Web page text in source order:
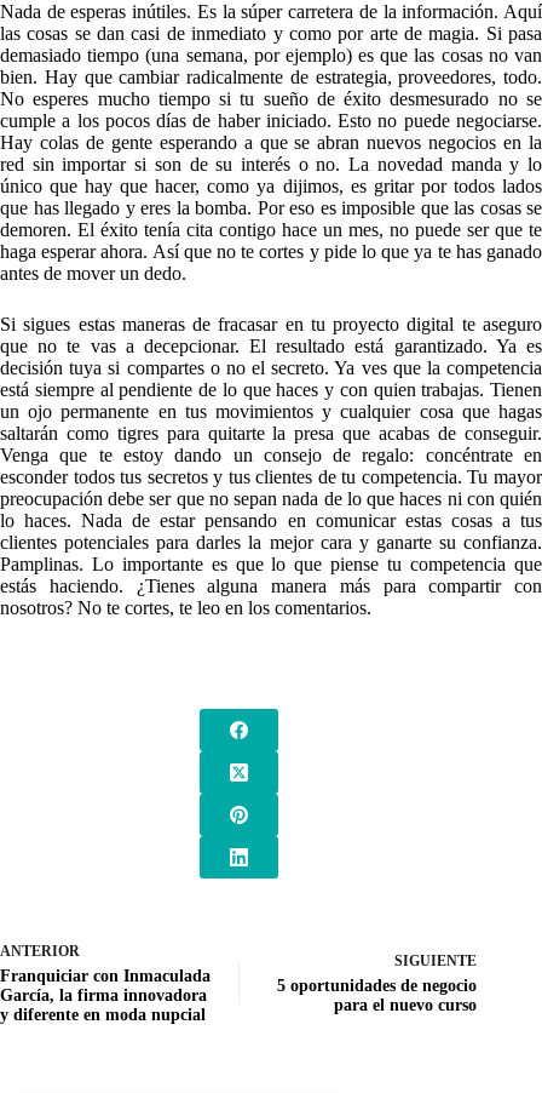
Nada de esperas inútiles. Es la súper carretera de la información. Aquí
las cosas se dan casi de inmediato y como por arte de magia. Si pasa
demasiado tiempo (una semana, por ejemplo) es que las cosas no van
bien. Hay que cambiar radicalmente de estrategia, proveedores, todo.
No esperes mucho tiempo si tu sueño de éxito desmesurado no se
cumple a los pocos días de haber iniciado. Esto no puede negociarse.
Hay colas de gente esperando a que se abran nuevos negocios en la
red sin importar si son de su interés o no. La novedad manda y lo
único que hay que hacer, como ya dijimos, es gritar por todos lados
que has llegado y eres la bomba. Por eso es imposible que las cosas se
demoren. El éxito tenía cita contigo hace un mes, no puede ser que te
haga esperar ahora. Así que no te cortes y pide lo que ya te has ganado
antes de mover un dedo.
Si sigues estas maneras de fracasar en tu proyecto digital te aseguro
que no te vas a decepcionar. El resultado está garantizado. Ya es
decisión tuya si compartes o no el secreto. Ya ves que la competencia
está siempre al pendiente de lo que haces y con quien trabajas. Tienen
un ojo permanente en tus movimientos y cualquier cosa que hagas
saltarán como tigres para quitarte la presa que acabas de conseguir.
Venga que te estoy dando un consejo de regalo: concéntrate en
esconder todos tus secretos y tus clientes de tu competencia. Tu mayor
preocupación debe ser que no sepan nada de lo que haces ni con quién
lo haces. Nada de estar pensando en comunicar estas cosas a tus
clientes potenciales para darles la mejor cara y ganarte su confianza.
Pamplinas. Lo importante es que lo que piense tu competencia que
estás haciendo. ¿Tienes alguna manera más para compartir con
nosotros? No te cortes, te leo en los comentarios.
ANTERIOR
Franquiciar con Inmaculada
García, la firma innovadora
y diferente en moda nupcial
SIGUIENTE
5 oportunidades de negocio
para el nuevo curso